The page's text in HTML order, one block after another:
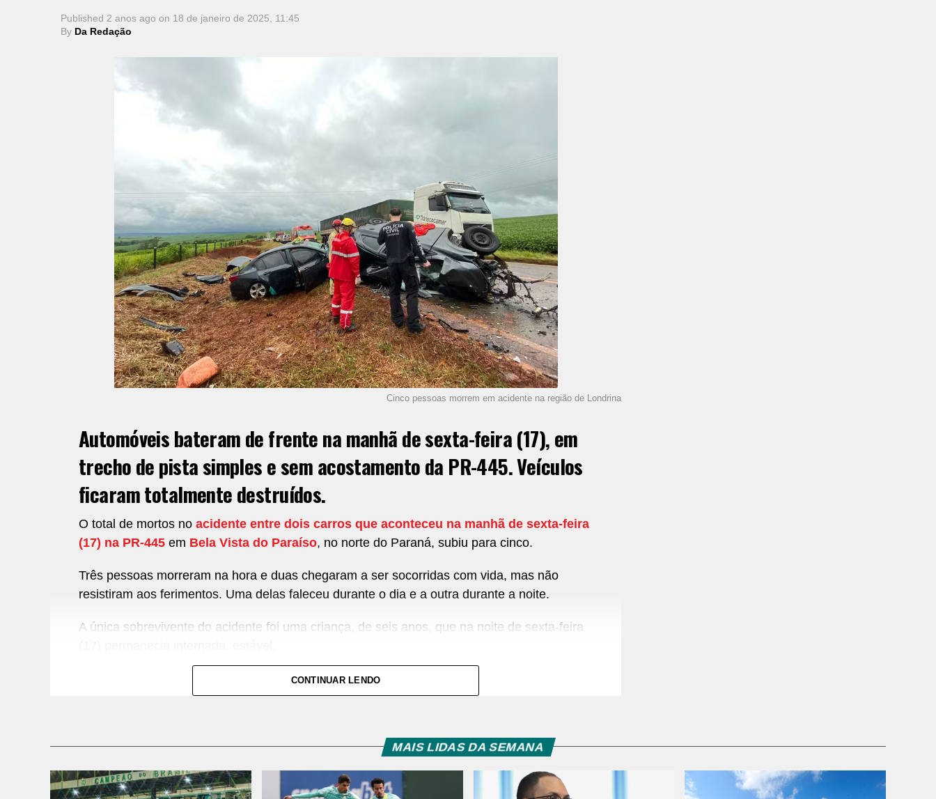
Published 2 anos ago on 18 de janeiro de 2025, 11:45
By Da Redação
Cinco pessoas morrem em acidente na região de Londrina
Automóveis bateram de frente na manhã de sexta-feira (17), em
trecho de pista simples e sem acostamento da PR-445. Veículos
ficaram totalmente destruídos.
O total de mortos no acidente entre dois carros que aconteceu na manhã de sexta-feira
(17) na PR-445 em Bela Vista do Paraíso, no norte do Paraná, subiu para cinco.
Três pessoas morreram na hora e duas chegaram a ser socorridas com vida, mas não
resistiram aos ferimentos. Uma delas faleceu durante o dia e a outra durante a noite.
A única sobrevivente do acidente foi uma criança, de seis anos, que na noite de sexta-feira
De acordo com a Polícia Civil, um dos veículos envolvidos foi um sedan que transportava
uma família de Goiás. Nele, estavam cinco ocupantes; três adultos e um adolescente, que
No outro veículo, que tombou, estava apenas o motorista. Ele era morador deCampo
Largo, cidade da região metropolitana de Curitiba, e morreu no local.
CONTINUAR LENDO
MAIS LIDAS DA SEMANA